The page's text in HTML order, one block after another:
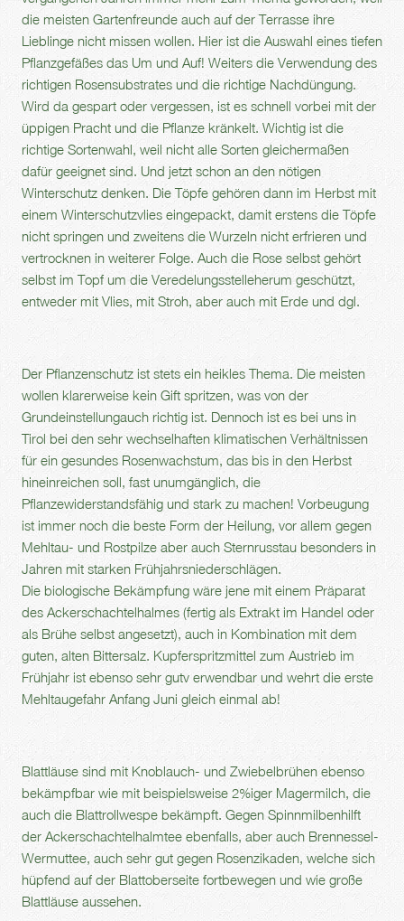
die meisten Gartenfreunde auch auf der Terrasse ihre
Lieblinge nicht missen wollen. Hier ist die Auswahl eines tiefen
Pflanzgefäßes das Um und Auf! Weiters die Verwendung des
richtigen Rosensubstrates und die richtige Nachdüngung.
Wird da gespart oder vergessen, ist es schnell vorbei mit der
üppigen Pracht und die Pflanze kränkelt. Wichtig ist die
richtige Sortenwahl, weil nicht alle Sorten gleichermaßen
dafür geeignet sind. Und jetzt schon an den nötigen
Winterschutz denken. Die Töpfe gehören dann im Herbst mit
einem Winterschutzvlies eingepackt, damit erstens die Töpfe
nicht springen und zweitens die Wurzeln nicht erfrieren und
vertrocknen in weiterer Folge. Auch die Rose selbst gehört
selbst im Topf um die Veredelungsstelleherum geschützt,
entweder mit Vlies, mit Stroh, aber auch mit Erde und dgl.
Der Pflanzenschutz ist stets ein heikles Thema. Die meisten
wollen klarerweise kein Gift spritzen, was von der
Grundeinstellungauch richtig ist. Dennoch ist es bei uns in
Tirol bei den sehr wechselhaften klimatischen Verhältnissen
für ein gesundes Rosenwachstum, das bis in den Herbst
hineinreichen soll, fast unumgänglich, die
Pflanzewiderstandsfähig und stark zu machen! Vorbeugung
ist immer noch die beste Form der Heilung, vor allem gegen
Mehltau- und Rostpilze aber auch Sternrusstau besonders in
Jahren mit starken Frühjahrsniederschlägen.
Die biologische Bekämpfung wäre jene mit einem Präparat
des Ackerschachtelhalmes (fertig als Extrakt im Handel oder
als Brühe selbst angesetzt), auch in Kombination mit dem
guten, alten Bittersalz. Kupferspritzmittel zum Austrieb im
Frühjahr ist ebenso sehr gutv erwendbar und wehrt die erste
Mehltaugefahr Anfang Juni gleich einmal ab!
Blattläuse sind mit Knoblauch- und Zwiebelbrühen ebenso
bekämpfbar wie mit beispielsweise 2%iger Magermilch, die
auch die Blattrollwespe bekämpft. Gegen Spinnmilbenhilft
der Ackerschachtelhalmtee ebenfalls, aber auch Brennessel-
Wermuttee, auch sehr gut gegen Rosenzikaden, welche sich
hüpfend auf der Blattoberseite fortbewegen und wie große
Blattläuse aussehen.